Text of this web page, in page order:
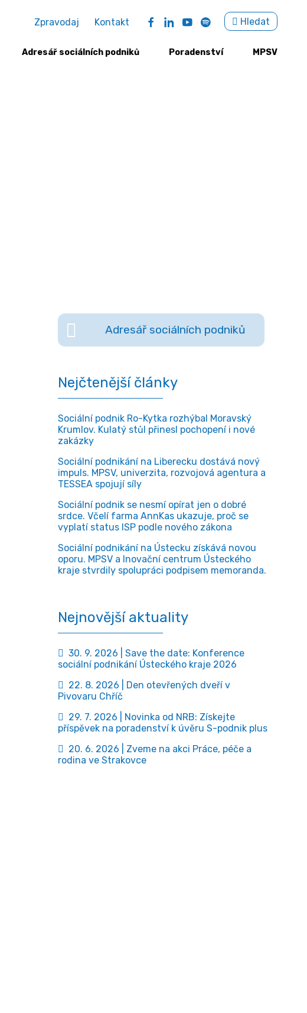
Zpravodaj Kontakt Hledat
Adresář sociálních podniků Poradenství MPSV
Adresář sociálních podniků
Nejčtenější články
Sociální podnik Ro-Kytka rozhýbal Moravský
Krumlov. Kulatý stůl přinesl pochopení i nové
zakázky
Sociální podnikání na Liberecku dostává nový
impuls. MPSV, univerzita, rozvojová agentura a
TESSEA spojují síly
Sociální podnik se nesmí opírat jen o dobré
srdce. Včelí farma AnnKas ukazuje, proč se
vyplatí status ISP podle nového zákona
Sociální podnikání na Ústecku získává novou
oporu. MPSV a Inovační centrum Ústeckého
kraje stvrdily spolupráci podpisem memoranda.
Nejnovější aktuality
30. 9. 2026 | Save the date: Konference
sociální podnikání Ústeckého kraje 2026
22. 8. 2026 | Den otevřených dveří v
Pivovaru Chříč
29. 7. 2026 | Novinka od NRB: Získejte
příspěvek na poradenství k úvěru S-podnik plus
20. 6. 2026 | Zveme na akci Práce, péče a
rodina ve Strakovce